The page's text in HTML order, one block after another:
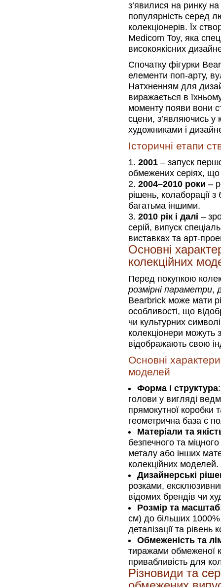
з’явилися на ринку
популярність серед
колекціонерів. Їх
Medicom Toy, яка
високоякісних
Спочатку фігурки
елементи поп-арту,
Натхненням для
виражається в
моменту появи вони
сцени, з’являючись у
художниками і
Історичні етапи
2001 – запуск
обмежених серіях, що
2004–2010 роки –
рішень, колаборації
багатьма іншими.
2010 рік і далі –
серій, випуск
виставках та арт-
Основні
колекційних
Перед покупкою
розмірні параметри,
Bearbrick може мати
особливості, що
чи культурних
колекціонери можуть
відображають свою
Основні
моделей
Форма і структура
голови у вигляді
прямокутної коробки
геометрична база є
Матеріали та
безпечного та
металу або інших
колекційних моделей.
Дизайнерські
розками,
відомих брендів чи
Розмір та масштаб
см) до більших
деталізації та рівень
Обмеженість та
тиражами обмеженої
привабливість для
Різновиди та